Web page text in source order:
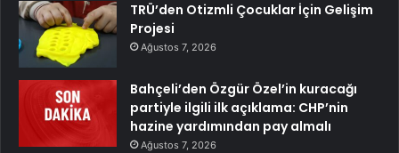
TRÜ’den Otizmli Çocuklar İçin Gelişim
Projesi
Ağustos 7, 2026
Bahçeli’den Özgür Özel’in kuracağı
partiyle ilgili ilk açıklama: CHP’nin
hazine yardımından pay almalı
Ağustos 7, 2026